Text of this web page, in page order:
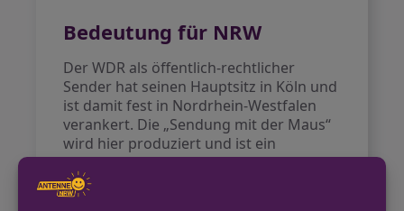
Bedeutung für NRW
Der WDR als öffentlich-rechtlicher
Sender hat seinen Hauptsitz in Köln und
ist damit fest in Nordrhein-Westfalen
verankert. Die „Sendung mit der Maus“
wird hier produziert und ist ein
wichtiger Teil der Medienlandschaft in
NRW. Der Angriff auf die Maus-Statue
hat daher viele Menschen in der Region